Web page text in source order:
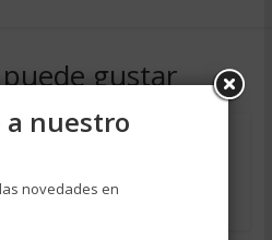
gustar
Unión de
a nuestro
novedades en